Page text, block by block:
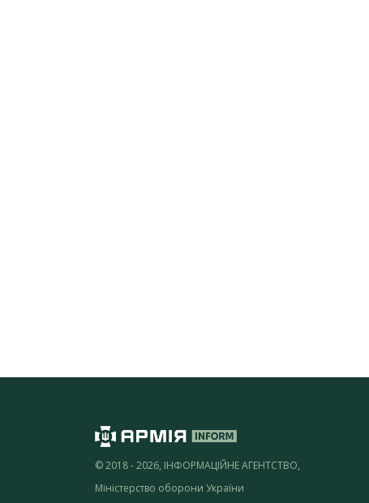
© 2018 - 2026, ІНФОРМАЦІЙНЕ АГЕНТСТВО,
Міністерство оборони України